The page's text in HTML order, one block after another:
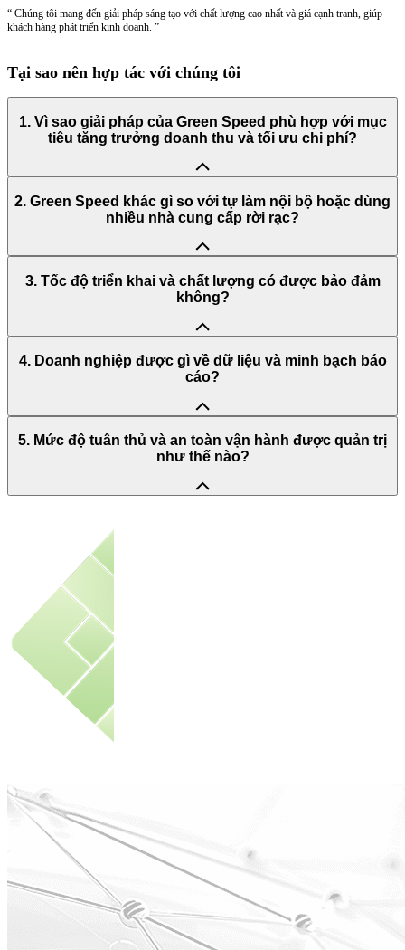
“ Chúng tôi mang đến giải pháp sáng tạo với chất lượng cao nhất và giá cạnh tranh, giúp
khách hàng phát triển kinh doanh. ”
Tại sao nên hợp tác với chúng tôi
1. Vì sao giải pháp của Green Speed phù hợp với mục
tiêu tăng trưởng doanh thu và tối ưu chi phí?
2. Green Speed khác gì so với tự làm nội bộ hoặc dùng
nhiều nhà cung cấp rời rạc?
3. Tốc độ triển khai và chất lượng có được bảo đảm
không?
4. Doanh nghiệp được gì về dữ liệu và minh bạch báo
cáo?
5. Mức độ tuân thủ và an toàn vận hành được quản trị
như thế nào?